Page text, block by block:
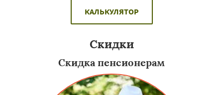
КАЛЬКУЛЯТОР
Скидки
Скидка пенсионерам